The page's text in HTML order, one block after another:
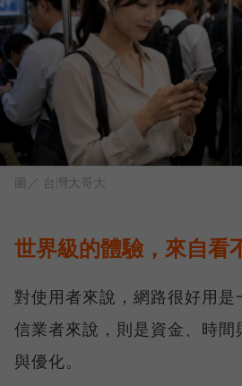
圖／ 台灣大哥大
世界級的體驗，來自看
對使用者來說，網路很好用
信業者來說，則是資金、時間
與優化。